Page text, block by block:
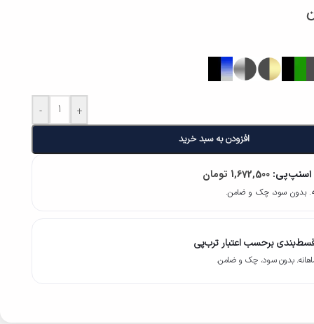
- +
افزودن به سبد خرید
اسنپ‌پی: 1,672,500 تومان
برحسب اعتبار ترب‌پی